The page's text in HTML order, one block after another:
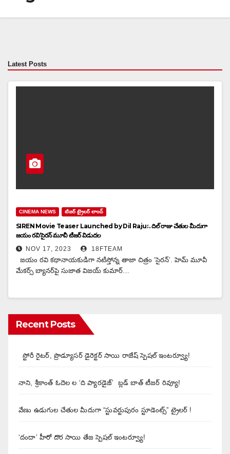
Latest Posts
CINEMA NEWS టిజర్ ట్రైలర్ లాంచ్
SIREN Movie Teaser Launched by Dil Raju: . దిల్ రాజు చేతుల మీదుగా
జ‌యం ర‌వి‘సైర‌న్‌ మూవీ టీజర్ విడుదల
NOV 17, 2023 18FTEAM
జ‌యం ర‌వి క‌థానాయ‌కుడిగా న‌టిస్తోన్న తాజా చిత్రం ‘సైర‌న్‌’. హెమ్ మూవీ
మేక‌ర్స్ బ్యాన‌ర్‌పై సుజాత విజ‌య్ కుమార్…
Recent Posts
స్టోరీ రైటర్, ప్రొడ్యూసర్ డైరెక్టర్ సాయి రాజేష్ స్పెషల్ ఇంటర్వ్యూ!
నాని, శ్రీకాంత్ ఓదెల ల ‘ది ప్యారడైజ్’ బ్లడ్ బాత్ టీజర్ రివ్యూ!
వేణు ఉడుగుల చేతుల మీదుగా “స్టువర్టుపురం స్టూడెంట్స్” ట్రైలర్ !
‘దందా’ హీరో దొర సాయి తేజ స్పెషల్ ఇంటర్వ్యూ!